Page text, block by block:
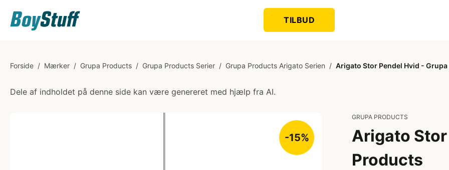
TILBUD
Forside / Mærker / Grupa Products / Grupa Products Serier / Grupa Products Arigato Serien / Arigato Stor Pendel Hvid -
Dele af indholdet på denne side kan være genereret med hjælp fra AI.
-15%
GRUPA PRODUCTS
Arigato
Products